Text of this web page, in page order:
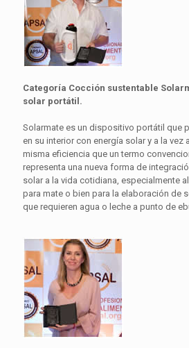
Categoría Cocción sustentable
solar portátil.
Solarmate es un dispositivo portátil que
en su interior con energía solar y a la vez
misma eficiencia que un termo
representa una nueva forma de
solar a la vida cotidiana, especialmente
para mate o bien para la elaboración de
que requieren agua o leche a punto de